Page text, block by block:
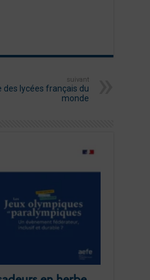
suivant
des lycées français du
monde